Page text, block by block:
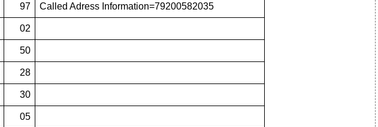
97 Called Adress Information=79200582035
02
50
28
30
05